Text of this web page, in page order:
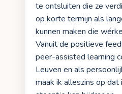
te ontsluiten die ze
op korte termijn als
kunnen maken die
Vanuit de positieve
peer-assisted learning
Leuven en als
maak ik alleszins op dat